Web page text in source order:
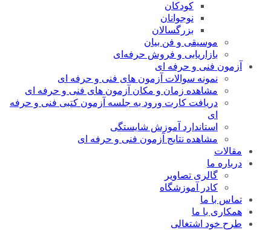
کودکان
نوجوانان
بزرگسالان
موسیقی و فن بیان
بازاریابی و فروش حرفه‌ای
آزمون فنی و حرفه ای
نمونه سوالات آزمون های فنی و حرفه ای
مشاهده زمان و مکان آزمون های فنی و حرفه ای
دریافت کارت ورود به جلسه آزمون کتبی فنی و حرفه
ای
استاندارد آموزش شایستگی
مشاهده نتایج آزمون فنی و حرفه ای
مقالات
درباره ما
گالری تصاویر
کادر آموزشگاه
تماس با ما
همکاری با ما
طرح خود اشتغالی